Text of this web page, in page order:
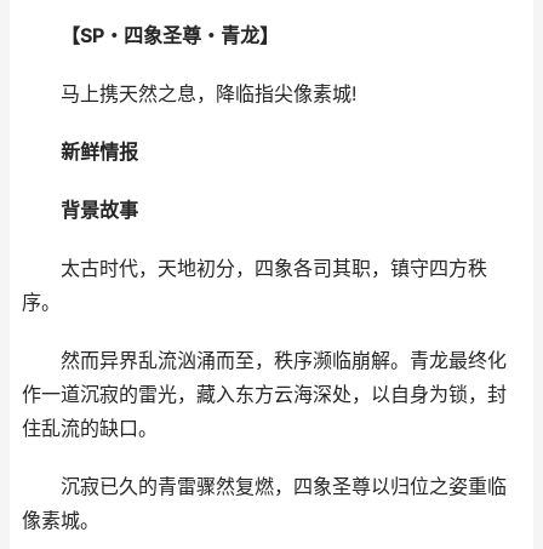
【SP・四象圣尊・青龙】
马上携天然之息，降临指尖像素城!
新鲜情报
背景故事
太古时代，天地初分，四象各司其职，镇守四方秩
序。
然而异界乱流汹涌而至，秩序濒临崩解。青龙最终化
作一道沉寂的雷光，藏入东方云海深处，以自身为锁，封
住乱流的缺口。
沉寂已久的青雷骤然复燃，四象圣尊以归位之姿重临
像素城。